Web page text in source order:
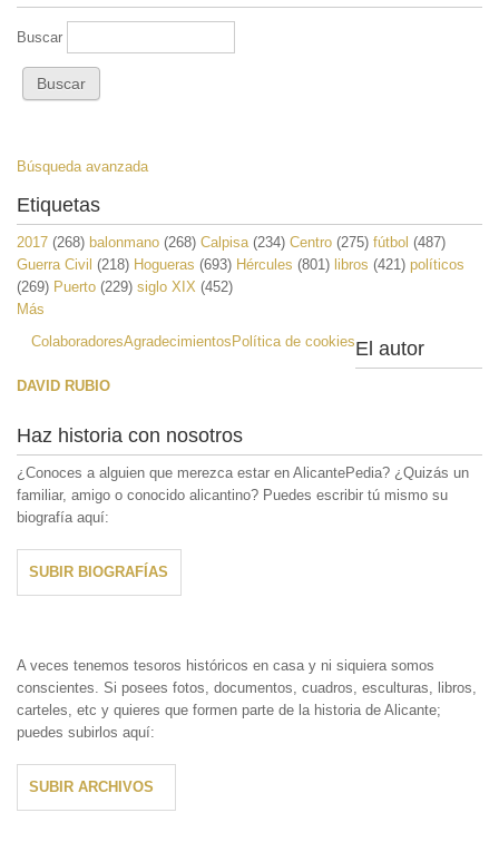
Buscar
Búsqueda avanzada
Etiquetas
2017 (268) balonmano (268) Calpisa(234) Centro (275) fútbol (487)
Guerra Civil (218) Hogueras (693) Hércules (801) libros (421) políticos
(269) Puerto (229) siglo XIX (452)
Más
ColaboradoresAgradecimientosPolítica de cookiesEl autor
DAVID RUBIO
Haz historia con nosotros
¿Conoces a alguien que merezca estar en AlicantePedia? ¿Quizás un
familiar, amigo o conocido alicantino? Puedes escribir tú mismo su
biografía aquí:
SUBIR BIOGRAFÍAS
A veces tenemos tesoros históricos en casa y ni siquiera somos
conscientes. Si posees fotos, documentos, cuadros, esculturas, libros,
carteles, etc y quieres que formen parte de la historia de Alicante;
puedes subirlos aquí:
SUBIR ARCHIVOS